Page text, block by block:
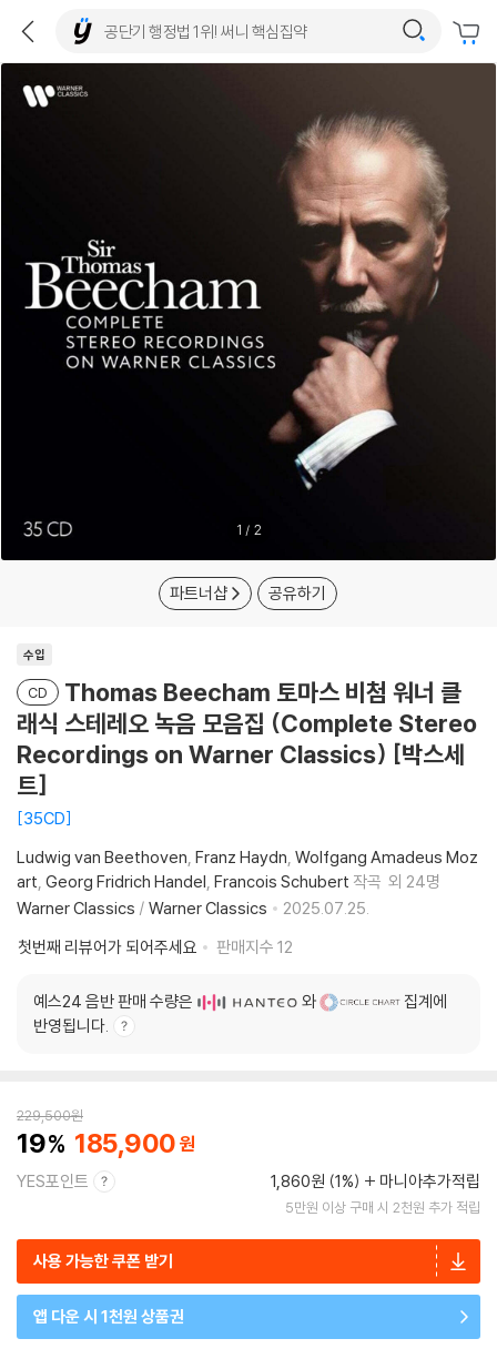
1 / 2
파트너샵 공유하기
수입
CD
Thomas Beecham 토마스 비첨 워너 클
래식 스테레오 녹음 모음집 (Complete Stereo
Recordings on Warner Classics) [박스세
트]
35CD
Ludwig van Beethoven Franz Haydn Wolfgang Amadeus Moz
art Georg Fridrich Handel Francois Schubert 작곡 외 24명
Warner Classics / Warner Classics
2025.07.25.
첫번째 리뷰어가 되어주세요
판매지수 12
예스24 음반 판매 수량은 와
집계에
반영됩니다.
229,500원
19 185,900
YES포인트 1,860원 (1%) 마니아추가적립
5만원 이상 구매 시 2천원 추가 적립
사용 가능한 쿠폰 받기
앱 다운 시 1천원 상품권